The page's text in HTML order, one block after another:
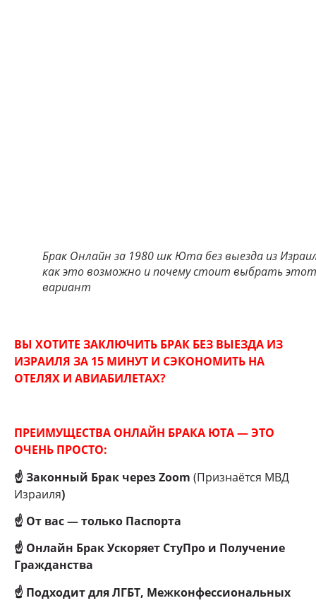
Брак Онлайн за 1980 шк Юта без выезда из
как это возможно и почему стоит выбрать этот
вариант
ВЫ ХОТИТЕ ЗАКЛЮЧИТЬ БРАК БЕЗ ВЫЕЗДА ИЗ
ИЗРАИЛЯ ЗА 15 МИНУТ И СЭКОНОМИТЬ НА
ОТЕЛЯХ И АВИАБИЛЕТАХ?
ПРЕИМУЩЕСТВА ОНЛАЙН БРАКА ЮТА — ЭТО
ОЧЕНЬ ПРОСТО:
☝Законный Брак через Zoom (Признаётся МВД
Израиля)
☝ От вас — только Паспорта
☝ Онлайн Брак Ускоряет СтуПро и Получение
Гражданства
☝ Подходит для ЛГБТ, Межконфессиональных